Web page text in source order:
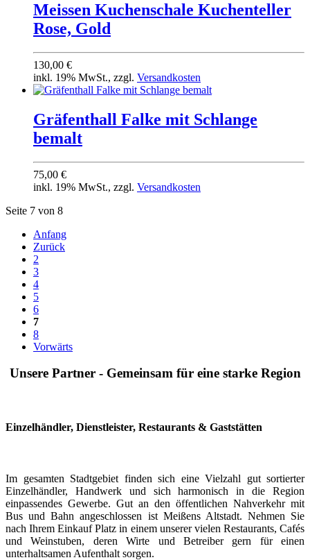
Meissen Kuchenschale Kuchenteller
Rose, Gold
130,00 €
inkl. 19% MwSt., zzgl. Versandkosten
Gräfenthall Falke mit Schlange
bemalt
75,00 €
inkl. 19% MwSt., zzgl. Versandkosten
Seite 7 von 8
Anfang
Zurück
2
3
4
5
6
7
8
Vorwärts
Unsere Partner - Gemeinsam für eine starke Region
Einzelhändler, Dienstleister, Restaurants & Gaststätten
Im gesamten Stadtgebiet finden sich eine Vielzahl gut sortierter
Einzelhändler, Handwerk und sich harmonisch in die Region
einpassendes Gewerbe. Gut an den öffentlichen Nahverkehr mit
Bus und Bahn angeschlossen ist Meißens Altstadt. Nehmen Sie
nach Ihrem Einkauf Platz in einem unserer vielen Restaurants, Cafés
und Weinstuben, deren Wirte und Betreiber gern für einen
unterhaltsamen Aufenthalt sorgen.